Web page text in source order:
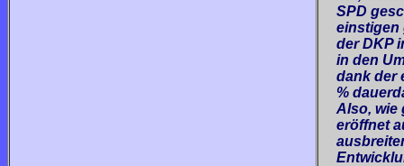
SPD
einstigen
der DKP
in den
dank der
%
Also, wie
eröffnet